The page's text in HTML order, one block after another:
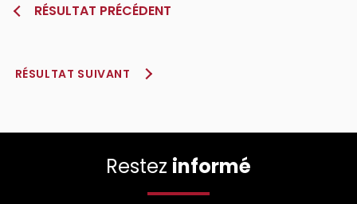
RÉSULTAT PRÉCÉDENT
RÉSULTAT SUIVANT
Restez informé